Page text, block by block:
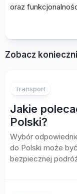
oraz
Zobacz
Transport
Jakie
Polski?
Wybór
do Polski może
bezpiecznej